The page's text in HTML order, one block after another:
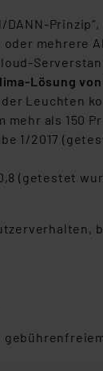
oder mehrere
Lösung
Leuchten
mehr als 150
1/2017
(getestet